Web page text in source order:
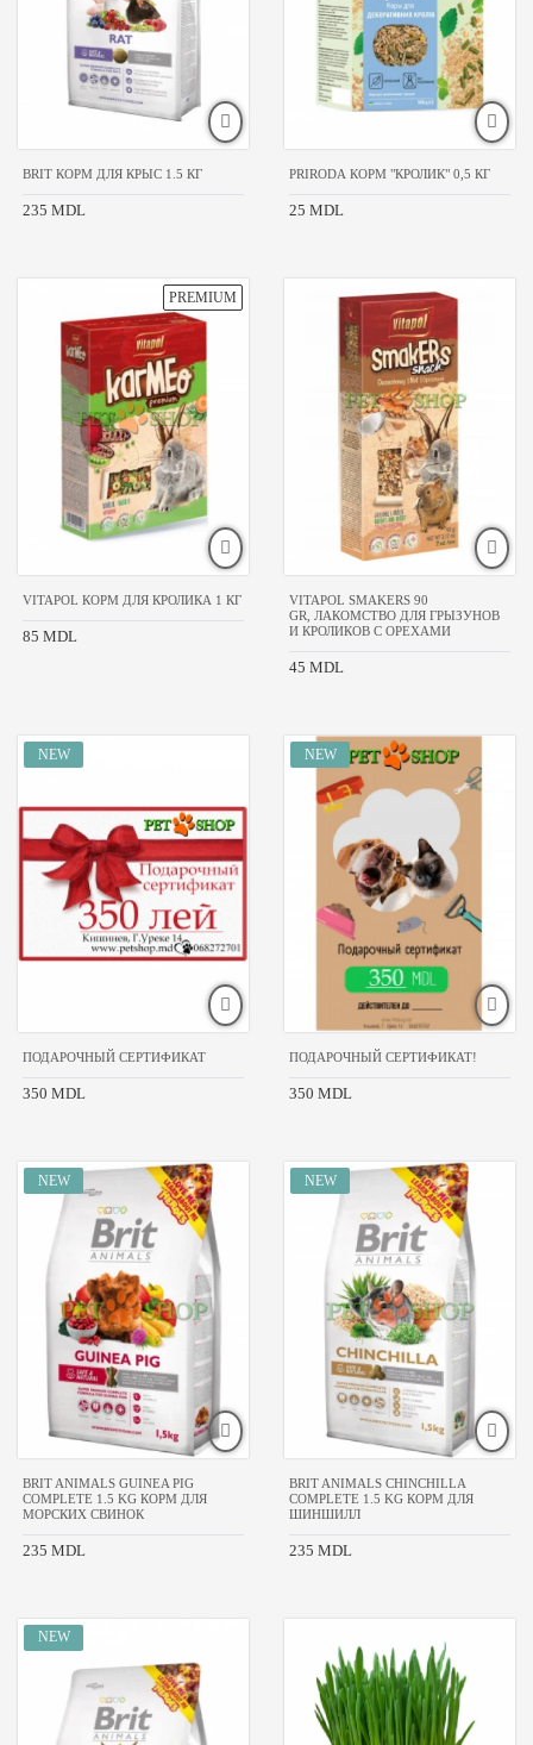
BRIT КОРМ ДЛЯ КРЫС 1.5 КГ
235 MDL
PRIRODA КОРМ "КРОЛИК" 0,5 КГ
25 MDL
VITAPOL КОРМ ДЛЯ КРОЛИКА 1 КГ
85 MDL
VITAPOL SMAKERS 90
GR, ЛАКОМСТВО ДЛЯ ГРЫЗУНОВ
И КРОЛИКОВ С ОРЕХАМИ
45 MDL
ПОДАРОЧНЫЙ СЕРТИФИКАТ
350 MDL
ПОДАРОЧНЫЙ СЕРТИФИКАТ!
350 MDL
BRIT ANIMALS GUINEA PIG
COMPLETE 1.5 KG КОРМ ДЛЯ
МОРСКИХ СВИНОК
235 MDL
BRIT ANIMALS CHINCHILLA
COMPLETE 1.5 KG КОРМ ДЛЯ
ШИНШИЛЛ
235 MDL